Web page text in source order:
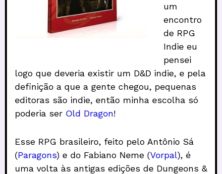
um
encontro
de RPG
Indie eu
pensei
logo que deveria existir um D&D indie, e pela
definição a que a gente chegou, pequenas
editoras são indie, então minha escolha só
poderia ser Old Dragon!
Esse RPG brasileiro, feito pelo Antônio Sá
(Paragons) e do Fabiano Neme (Vorpal), é
uma volta às antigas edições de Dungeons &